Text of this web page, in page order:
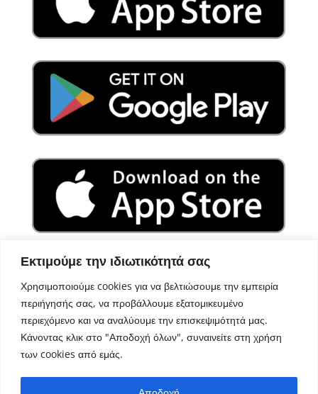
Εκτιμούμε την ιδιωτικότητά σας
Χρησιμοποιούμε cookies για να βελτιώσουμε την εμπειρία
περιήγησής σας, να προβάλλουμε εξατομικευμένο
περιεχόμενο και να αναλύουμε την επισκεψιμότητά μας.
Κάνοντας κλικ στο "Αποδοχή όλων", συναινείτε στη χρήση
των cookies από εμάς.